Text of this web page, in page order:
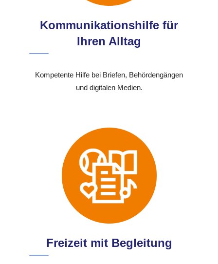
Kommunikationshilfe für
Ihren Alltag
Kompetente Hilfe bei Briefen, Behördengängen
und digitalen Medien.
Freizeit mit Begleitung